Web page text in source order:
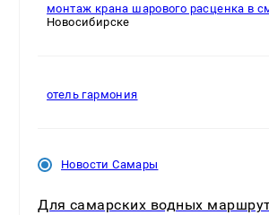
монтаж крана шарового расценка в
Новосибирске
отель гармония
Новости Самары
Для самарских водных